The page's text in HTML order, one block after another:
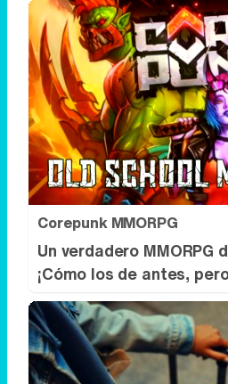
Corepunk MMORPG
Un verdadero MMORPG
¡Cómo los de antes,